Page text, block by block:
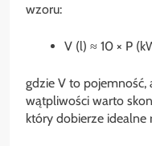
wzoru:
V (l) ≈ 10 × P
gdzie V to pojemność,
wątpliwości warto
który dobierze idealne